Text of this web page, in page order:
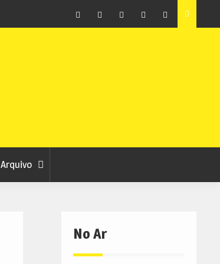
Covilhã avança com a desmaterialização do Arquivo
Municipal
Arquivo
No Ar